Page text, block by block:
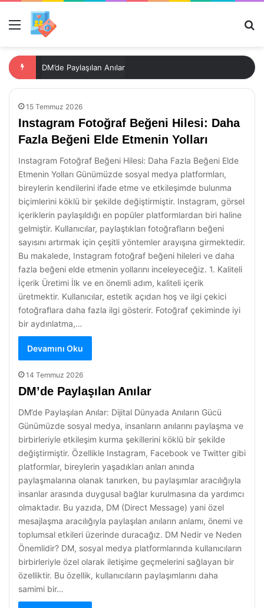
Menü
DM’de Paylaşılan Anılar
15 Temmuz 2026
Instagram Fotoğraf Beğeni Hilesi: Daha
Fazla Beğeni Elde Etmenin Yolları
Instagram Fotoğraf Beğeni Hilesi: Daha Fazla Beğeni Elde
Etmenin Yolları Günümüzde sosyal medya platformları,
bireylerin kendilerini ifade etme ve etkileşimde bulunma
biçimlerini köklü bir şekilde değiştirmiştir. Instagram, görsel
içeriklerin paylaşıldığı en popüler platformlardan biri haline
gelmiştir. Kullanıcılar, paylaştıkları fotoğrafların beğeni
sayısını artırmak için çeşitli yöntemler arayışına girmektedir.
Bu makalede, Instagram fotoğraf beğeni hileleri ve daha
fazla beğeni elde etmenin yollarını inceleyeceğiz. 1. Kaliteli
İçerik Üretimi İlk ve en önemli adım, kaliteli içerik
üretmektir. Kullanıcılar, estetik açıdan hoş ve ilgi çekici
fotoğraflara daha fazla ilgi gösterir. Fotoğraf çekiminde iyi
bir aydınlatma,…
Devamını Oku
14 Temmuz 2026
DM’de Paylaşılan Anılar
DM’de Paylaşılan Anılar: Dijital Dünyada Anıların Gücü
Günümüzde sosyal medya, insanların anılarını paylaşma ve
birbirleriyle etkileşim kurma şekillerini köklü bir şekilde
değiştirmiştir. Özellikle Instagram, Facebook ve Twitter gibi
platformlar, bireylerin yaşadıkları anları anında
paylaşmalarına olanak tanırken, bu paylaşımlar aracılığıyla
insanlar arasında duygusal bağlar kurulmasına da yardımcı
olmaktadır. Bu yazıda, DM (Direct Message) yani özel
mesajlaşma aracılığıyla paylaşılan anıların anlamı, önemi ve
toplumsal etkileri üzerinde duracağız. DM Nedir ve Neden
Önemlidir? DM, sosyal medya platformlarında kullanıcıların
birbirleriyle özel olarak iletişime geçmelerini sağlayan bir
özelliktir. Bu özellik, kullanıcıların paylaşımlarını daha
samimi bir…